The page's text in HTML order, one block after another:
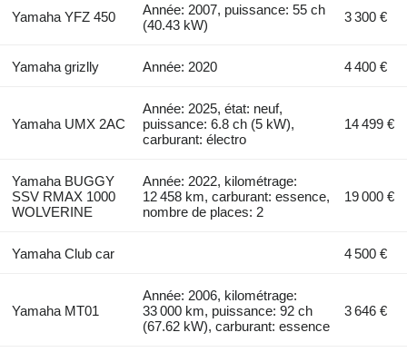
Yamaha YFZ 450
Année: 2007, puissance: 55 ch
(40.43 kW)
3 300 €
Yamaha grizlly Année: 2020 4 400 €
Yamaha UMX 2AC
Année: 2025, état: neuf,
puissance: 6.8 ch (5 kW),
carburant: électro
14 499 €
Yamaha BUGGY
SSV RMAX 1000
WOLVERINE
Année: 2022, kilométrage:
12 458 km, carburant: essence,
nombre de places: 2
19 000 €
Yamaha Club car 4 500 €
Yamaha MT01
Année: 2006, kilométrage:
33 000 km, puissance: 92 ch
(67.62 kW), carburant: essence
3 646 €